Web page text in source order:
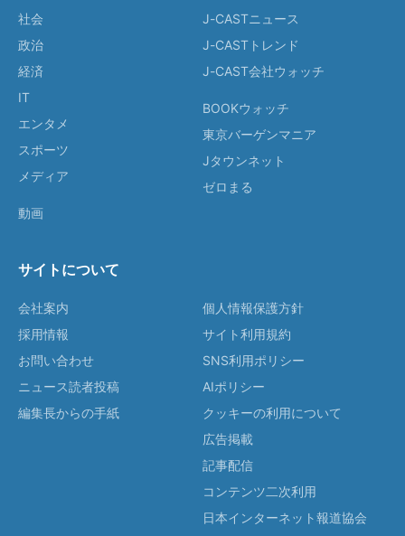
社会
政治
経済
IT
エンタメ
スポーツ
メディア
動画
J-CASTニュース
J-CASTトレンド
J-CAST会社ウォッチ
BOOKウォッチ
東京バーゲンマニア
Jタウンネット
ゼロまる
サイトについて
会社案内
採用情報
お問い合わせ
ニュース読者投稿
編集長からの手紙
個人情報保護方針
サイト利用規約
SNS利用ポリシー
AIポリシー
クッキーの利用について
広告掲載
記事配信
コンテンツ二次利用
日本インターネット報道協会